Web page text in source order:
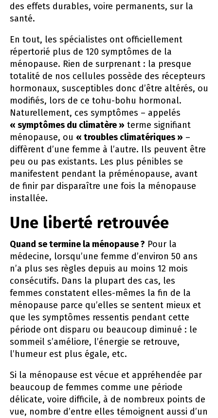
des effets durables, voire permanents, sur la
santé.
En tout, les spécialistes ont officiellement
répertorié plus de 120 symptômes de la
ménopause. Rien de surprenant : la presque
totalité de nos cellules possède des récepteurs
hormonaux, susceptibles donc d’être altérés, ou
modifiés, lors de ce tohu-bohu hormonal.
Naturellement, ces symptômes – appelés
« symptômes du climatère » terme signifiant
ménopause, ou « troubles climatériques » –
diffèrent d’une femme à l’autre. Ils peuvent être
peu ou pas existants. Les plus pénibles se
manifestent pendant la préménopause, avant
de finir par disparaître une fois la ménopause
installée.
Une liberté retrouvée
Quand se termine la ménopause ? Pour la
médecine, lorsqu’une femme d’environ 50 ans
n’a plus ses règles depuis au moins 12 mois
consécutifs. Dans la plupart des cas, les
femmes constatent elles-mêmes la fin de la
ménopause parce qu’elles se sentent mieux et
que les symptômes ressentis pendant cette
période ont disparu ou beaucoup diminué : le
sommeil s’améliore, l’énergie se retrouve,
l’humeur est plus égale, etc.
Si la ménopause est vécue et appréhendée par
beaucoup de femmes comme une période
délicate, voire difficile, à de nombreux points de
vue, nombre d’entre elles témoignent aussi d’un